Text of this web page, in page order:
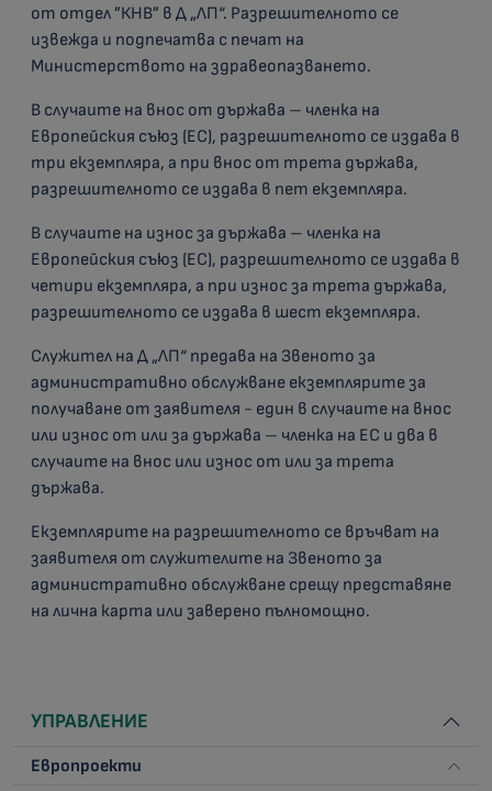
от отдел ”КНВ” в Д „ЛП“. Разрешителното се
извежда и подпечатва с печат на
Министерството на здравеопазването.
В случаите на внос от държава – членка на
Европейския съюз (ЕС), разрешителното се издава в
три екземпляра, а при внос от трета държава,
разрешителното се издава в пет екземпляра.
В случаите на износ за държава – членка на
Европейския съюз (ЕС), разрешителното се издава в
четири екземпляра, а при износ за трета държава,
разрешителното се издава в шест екземпляра.
Служител на Д „ЛП“ предава на Звеното за
административно обслужване екземплярите за
получаване от заявителя - един в случаите на внос
или износ от или за държава – членка на ЕС и два в
случаите на внос или износ от или за трета
държава.
Екземплярите на разрешителното се връчват на
заявителя от служителите на Звеното за
административно обслужване срещу представяне
на лична карта или заверено пълномощно.
УПРАВЛЕНИЕ
Европроекти